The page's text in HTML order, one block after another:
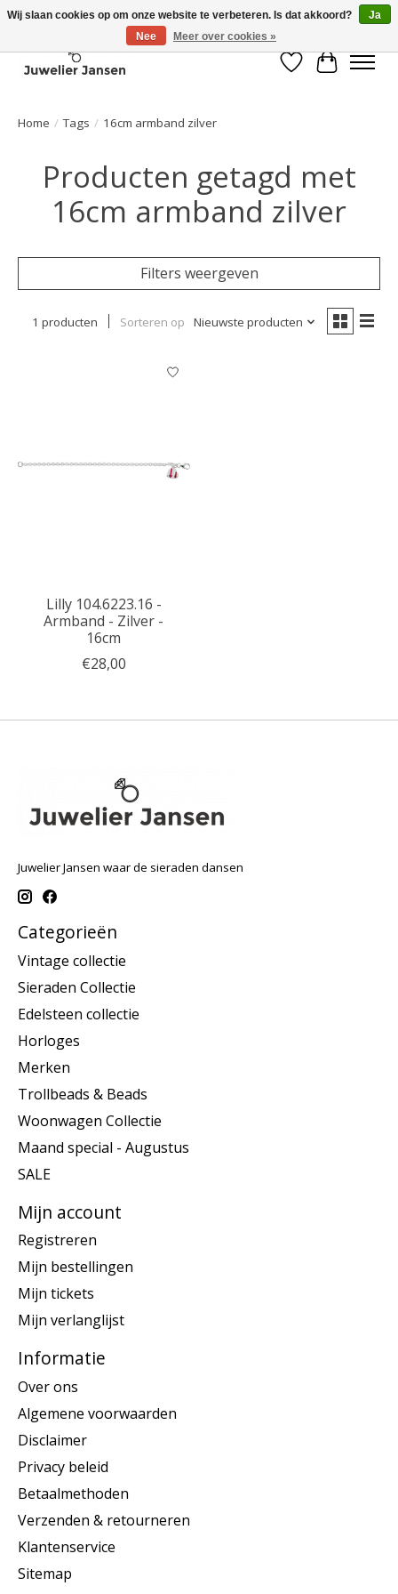
Verlanglijst
Home / Tags / 16cm armband zilver
Producten getagd met
16cm armband zilver
Filters weergeven
1 producten Sorteren op Nieuwste producten
Lilly 104.6223.16 -
Armband - Zilver -
16cm
€28,00
Juwelier Jansen waar de sieraden dansen
Categorieën
Vintage collectie
Sieraden Collectie
Edelsteen collectie
Horloges
Merken
Trollbeads & Beads
Woonwagen Collectie
Maand special - Augustus
SALE
Mijn account
Registreren
Mijn bestellingen
Mijn tickets
Mijn verlanglijst
Informatie
Over ons
Algemene voorwaarden
Disclaimer
Privacy beleid
Betaalmethoden
Verzenden & retourneren
Klantenservice
Sitemap
Wij slaan cookies op om onze website te verbeteren. Is dat akkoord?
Ja
Nee
Meer over cookies »